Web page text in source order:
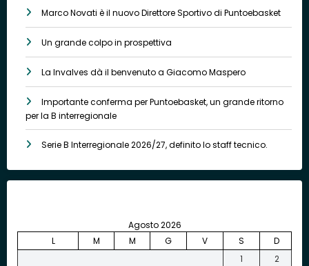
Marco Novati è il nuovo Direttore Sportivo di Puntoebasket
Un grande colpo in prospettiva
La Invalves dà il benvenuto a Giacomo Maspero
Importante conferma per Puntoebasket, un grande ritorno
per la B interregionale
Serie B Interregionale 2026/27, definito lo staff tecnico.
Agosto 2026
L
M M G V S
D
1
2